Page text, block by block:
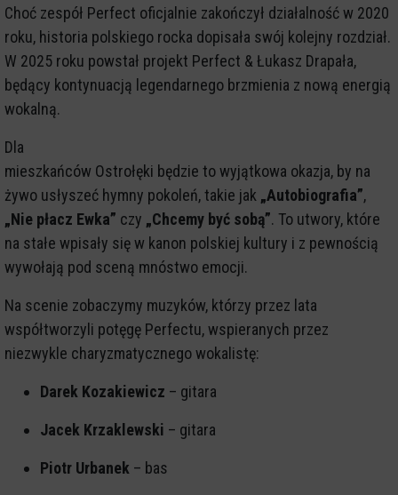
Choć zespół Perfect oficjalnie zakończył działalność w 2020
roku, historia polskiego rocka dopisała swój kolejny rozdział.
W 2025 roku powstał projekt Perfect & Łukasz Drapała,
będący kontynuacją legendarnego brzmienia z nową energią
wokalną.
Dla
mieszkańców Ostrołęki będzie to wyjątkowa okazja, by na
żywo usłyszeć hymny pokoleń, takie jak „Autobiografia”,
„Nie płacz Ewka” czy „Chcemy być sobą”. To utwory, które
na stałe wpisały się w kanon polskiej kultury i z pewnością
wywołają pod sceną mnóstwo emocji.
Na scenie zobaczymy muzyków, którzy przez lata
współtworzyli potęgę Perfectu, wspieranych przez
niezwykle charyzmatycznego wokalistę:
Darek Kozakiewicz – gitara
Jacek Krzaklewski – gitara
Piotr Urbanek – bas